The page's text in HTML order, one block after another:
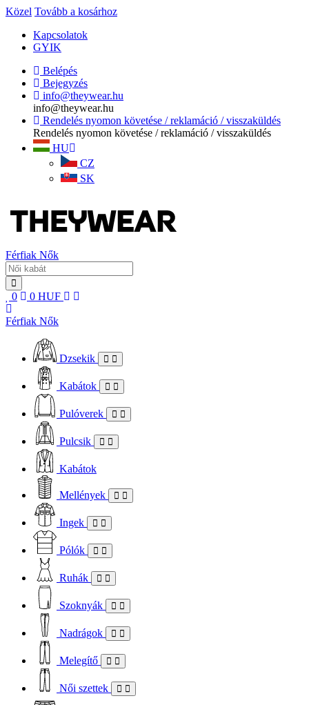
Közel Tovább a kosárhoz
Kapcsolatok
GYIK
Belépés
Bejegyzés
info@theywear.hu
info@theywear.hu
Rendelés nyomon követése / reklamáció / visszaküldés
Rendelés nyomon követése / reklamáció / visszaküldés
HU
CZ
SK
Férfiak Nők
0 0 HUF
Férfiak Nők
Dzsekik
Kabátok
Pulóverek
Pulcsik
Kabátok
Mellények
Ingek
Pólók
Ruhák
Szoknyák
Nadrágok
Melegítő
Női szettek